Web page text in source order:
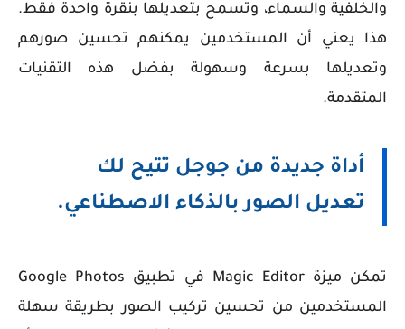
والخلفية والسماء، وتسمح بتعديلها بنقرة واحدة فقط.
هذا يعني أن المستخدمين يمكنهم تحسين صورهم
وتعديلها بسرعة وسهولة بفضل هذه التقنيات
المتقدمة.
أداة جديدة من جوجل تتيح لك
تعديل الصور بالذكاء الاصطناعي.
تمكن ميزة Magic Editor في تطبيق Google Photos
المستخدمين من تحسين تركيب الصور بطريقة سهلة